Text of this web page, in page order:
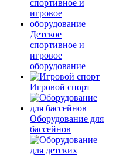
Детское
спортивное и
игровое
оборудование
Игровой спорт
Оборудование для
бассейнов